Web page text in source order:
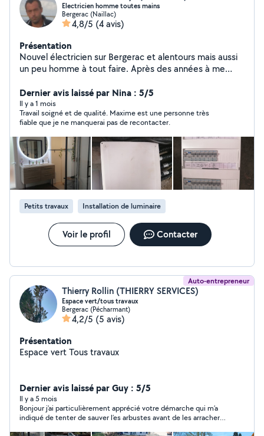
Electricien homme toutes mains
Bergerac (Naillac)
4,8/5 (4 avis)
Présentation
Nouvel électricien sur Bergerac et alentours mais aussi
un peu homme à tout faire. Après des années à me
décidé de suivre ma passion pour la rénovation. Fort de
mon expérience personnelle avec la restauration de
trois maisons, j'ai choisi de me professionnaliser dans le
domaine de l'électricité. Consciencieux, propre,
méthodique et appliqué, j'aime mener à bien toutes
sortes de projets d'amélioration dans une maison. De
plus, l'obtention de mon titre professionnel récemment
obtenu fait de moi une personne à la pointe des
dernières recommandations énergétiques et
sécuritaires. S'ajoute à cela l'envie d'aider
Dernier avis laissé par Nina : 5/5
Il y a 1 mois
Travail soigné et de qualité. Maxime est une personne très
fiable que je ne manquerai pas de recontacter.
Petits travaux Installation de luminaire
Voir le profil Contacter
Auto-entrepreneur
Thierry Rollin (THIERRY SERVICES)
Espace vert/tous travaux
Bergerac (Pécharmant)
4,2/5 (5 avis)
Présentation
Espace vert Tous travaux
Dernier avis laissé par Guy : 5/5
Il y a 5 mois
Bonjour j’ai particulièrement apprécié votre démarche qui m’a
indiqué de tenter de sauver l’es arbustes avant de les arracher